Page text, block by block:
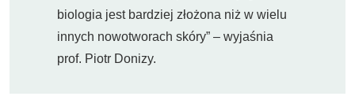
biologia jest bardziej złożona niż w wielu
innych nowotworach skóry” – wyjaśnia
prof. Piotr Donizy.